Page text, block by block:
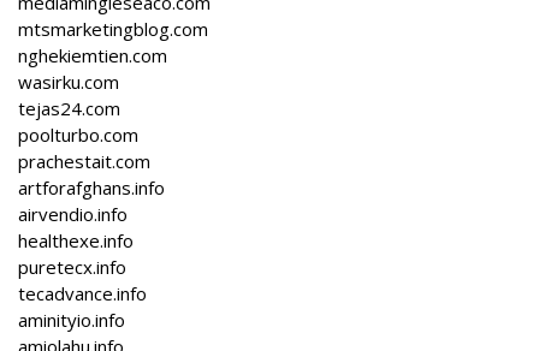
mtsmarketingblog.com
nghekiemtien.com
wasirku.com
tejas24.com
poolturbo.com
prachestait.com
artforafghans.info
airvendio.info
healthexe.info
puretecx.info
tecadvance.info
aminityio.info
amiolahu.info